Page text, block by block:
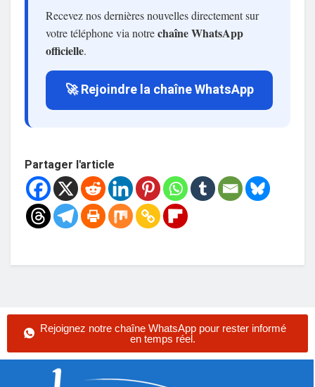
Recevez nos dernières nouvelles directement sur
votre téléphone via notrechaîne WhatsApp
officielle.
🚀 Rejoindre la chaîne WhatsApp
Partager l'article
Rejoignez notre chaîne WhatsApp pour rester informé
en temps réel.